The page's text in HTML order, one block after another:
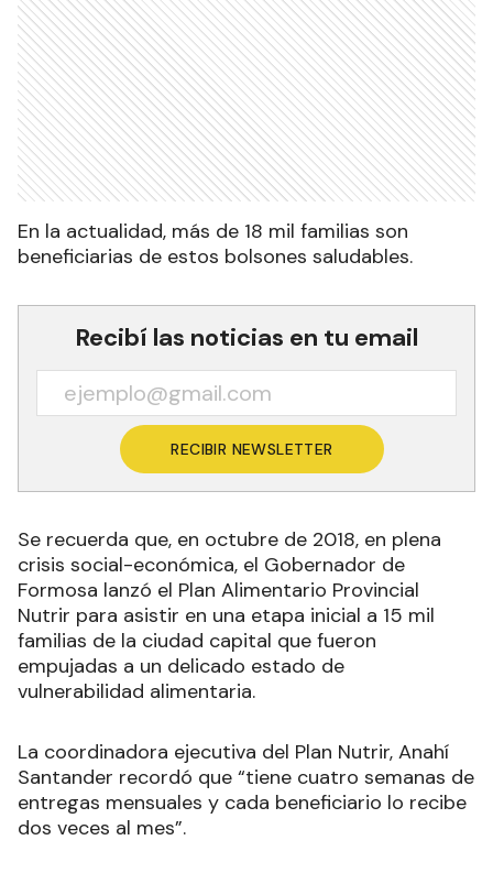
En la actualidad, más de 18 mil familias son
beneficiarias de estos bolsones saludables.
Recibí las noticias en tu email
RECIBIR NEWSLETTER
Se recuerda que, en octubre de 2018, en plena
crisis social-económica, el Gobernador de
Formosa lanzó el Plan Alimentario Provincial
Nutrir para asistir en una etapa inicial a 15 mil
familias de la ciudad capital que fueron
empujadas a un delicado estado de
vulnerabilidad alimentaria.
La coordinadora ejecutiva del Plan Nutrir, Anahí
Santander recordó que “tiene cuatro semanas de
entregas mensuales y cada beneficiario lo recibe
dos veces al mes”.